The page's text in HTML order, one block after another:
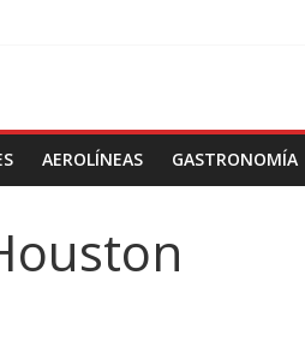
AEROLÍNEAS GASTRONOMÍA